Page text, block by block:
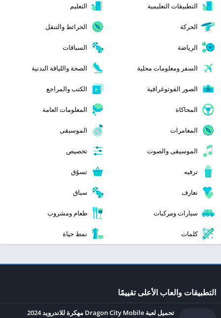
التطبيقات التعليمية التعليم
الحركة الخرائط والتنقل
الرياضة السباقات
السفر ومعلومات محلية الصحة واللياقة البدنية
الصور الفوتوغرافية الكتب والمراجع
المحاكاة المعلومات العامة
المغامرات الموسيقى
الموسيقى والصوت تخصيص
ترفيه تسوّق
تعارف سباق
سيارات ومركبات طعام ومشروب
كلمات نمط حياة
التطبيقات والعاب الأعلى تقييمًا
تحميل لعبة Dragon City Mobile مهكرة للاندرويد 2024